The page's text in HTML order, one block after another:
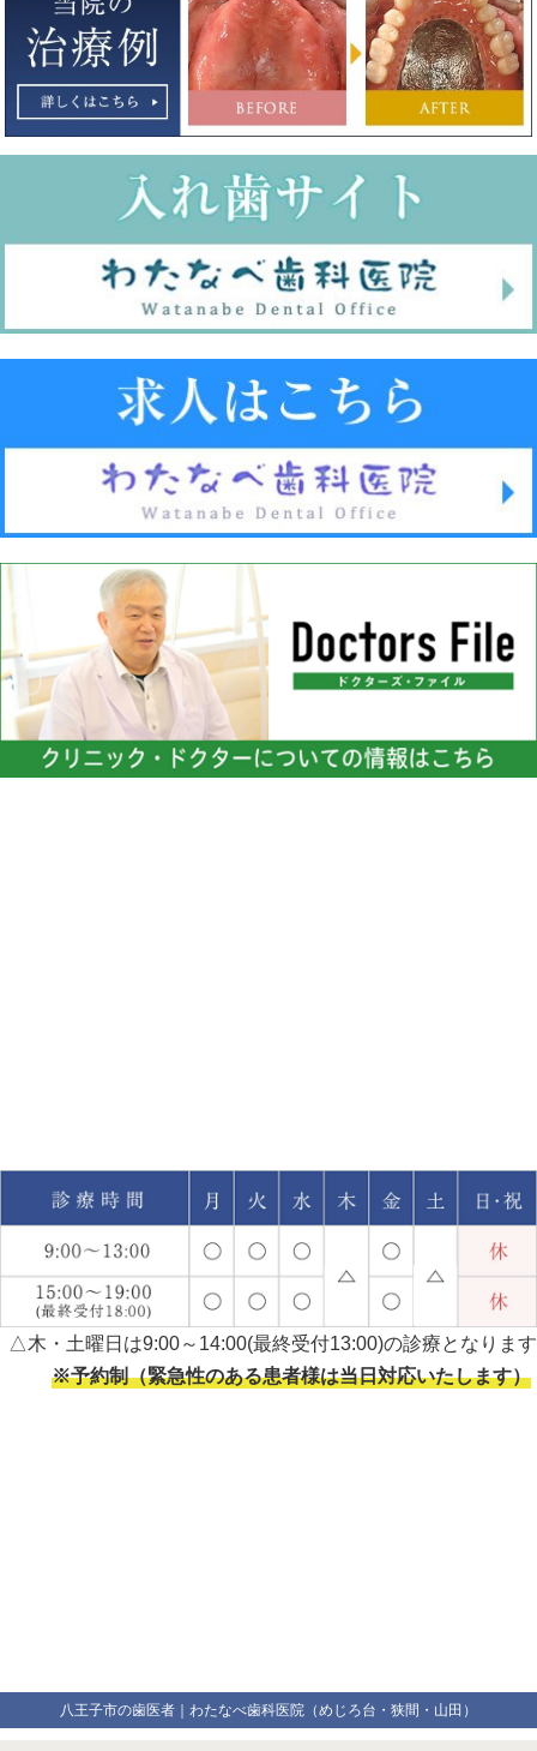
△木・土曜日は9:00～14:00(最終受付13:00)の診療となります
※予約制（緊急性のある患者様は当日対応いたします）
八王子市の歯医者｜わたなべ歯科医院（めじろ台・狭間・山田）